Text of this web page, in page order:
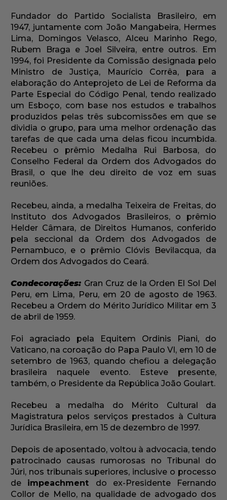
Fundador do Partido Socialista Brasileiro, em
1947, juntamente com João Mangabeira, Hermes
Lima, Domingos Velasco, Alceu Marinho Rego,
Rubem Braga e Joel Silveira, entre outros. Em
1994, foi Presidente da Comissão designada pelo
Ministro de Justiça, Maurício Corrêa, para a
elaboração do Anteprojeto de Lei de Reforma da
Parte Especial do Código Penal, tendo realizado
um Esboço, com base nos estudos e trabalhos
produzidos pelas três subcomissões em que se
dividia o grupo, para uma melhor ordenação das
tarefas de que cada uma delas ficou incumbida.
Recebeu o prêmio Medalha Rui Barbosa, do
Conselho Federal da Ordem dos Advogados do
Brasil, o que lhe deu direito de voz em suas
reuniões.
Recebeu, ainda, a medalha Teixeira de Freitas, do
Instituto dos Advogados Brasileiros, o prêmio
Helder Câmara, de Direitos Humanos, conferido
pela seccional da Ordem dos Advogados de
Pernambuco, e o prêmio Clóvis Bevilacqua, da
Ordem dos Advogados do Ceará.
Condecorações: Gran Cruz de la Orden El Sol Del
Peru, em Lima, Peru, em 20 de agosto de 1963.
Recebeu a Ordem do Mérito Jurídico Militar em 3
de abril de 1959.
Foi agraciado pela Equitem Ordinis Piani, do
Vaticano, na coroação do Papa Paulo VI, em 10 de
setembro de 1963, quando chefiou a delegação
brasileira naquele evento. Esteve presente,
também, o Presidente da República João Goulart.
Recebeu a medalha do Mérito Cultural da
Magistratura pelos serviços prestados à Cultura
Jurídica Brasileira, em 15 de dezembro de 1997.
Depois de aposentado, voltou à advocacia, tendo
patrocinado causas rumorosas no Tribunal do
Júri, nos tribunais superiores, inclusive o processo
de impeachment do ex-Presidente Fernando
Collor de Mello, na qualidade de advogado dos